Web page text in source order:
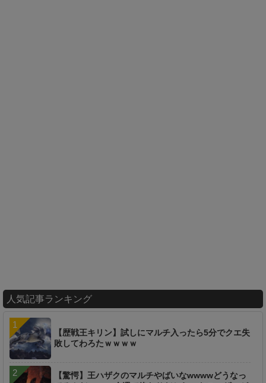
人気記事ランキング
【歴戦王キリン】試しにマルチ入ったら5分でクエ失
敗してわろたｗｗｗｗ
【驚愕】王ハザクのマルチやばいなwwwwどうなっ